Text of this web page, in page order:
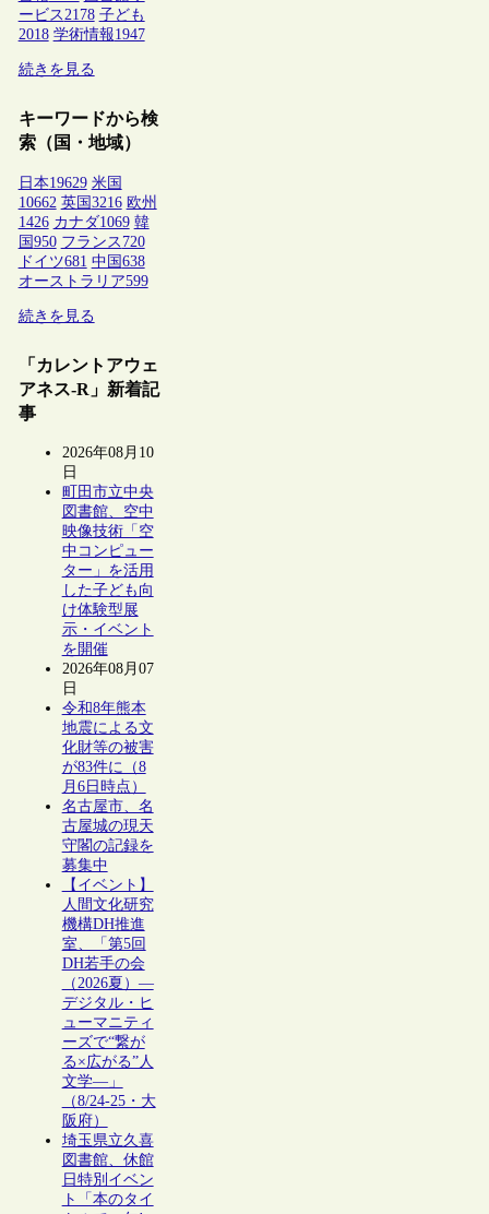
ービス2178 子ども
2018 学術情報1947
続きを見る
キーワードから検
索（国・地域）
日本19629 米国
10662 英国3216 欧州
1426 カナダ1069 韓
国950 フランス 720
ドイツ681 中国638
オーストラリア599
続きを見る
「カレントアウェ
アネス-R」新着記
事
2026年08月10
日
町田市立中央
図書館、空中
映像技術「空
中コンピュー
ター」を活用
した子ども向
け体験型展
示・イベント
を開催
2026年08月07
日
令和8年熊本
地震による文
化財等の被害
が83件に（8
月6日時点）
名古屋市、名
古屋城の現天
守閣の記録を
募集中
【イベント】
人間文化研究
機構DH推進
室、「第5回
DH若手の会
（2026夏）―
デジタル・ヒ
ューマニティ
ーズで“繋が
る×広がる”人
文学―」
（8/24-25・大
阪府）
埼玉県立久喜
図書館、休館
日特別イベン
ト「本のタイ